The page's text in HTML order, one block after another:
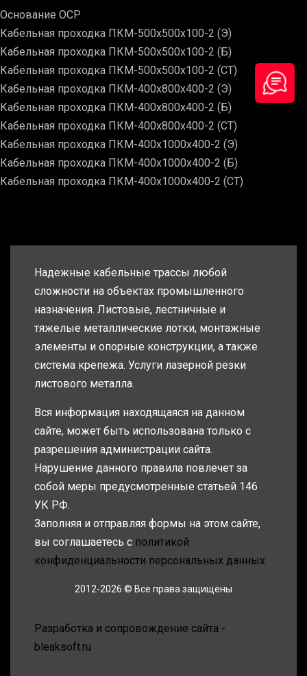
Основание ОСР
Кабельная проходка ПКМ-500х500х100-2 (Э)
Кабельная проходка ПКМ-500х500х100-2 (Б)
Кабельная проходка ПКМ-500х500х100-2 (СТ)
Кабельная проходка ПКМ-400х800х400-2 (Э)
Кабельная проходка ПКМ-400х800х400-2 (Б)
Кабельная проходка ПКМ-400х800х400-2 (СТ)
Кабельная проходка ПКМ-400х1000х400-2 (Э)
Кабельная проходка ПКМ-400х1000х400-2 (Б)
Кабельная проходка ПКМ-400х1000х400-2 (СТ)
Надежные кабельные трассы любой
сложности на объектах промышленного
назначения. Листовые, лестничные и
тяжелые металлические лотки, монтажные
элементы и опорные конструкции, а также
система крепежа. Услуги лазерной резки
листового металла.
Вся информация находящаяся на данном
сайте, может быть использована только с
разрешения администрации сайта.
Нарушение данного правила повлечет за
собой меры предусмотренные статьей 146
УК РФ.
Заполняя и отправляя формы на этом сайте,
вы соглашаетесь с политикой
конфиденциальности персональных данных
2012-2026 © Все права защищены
Разработка и сопровождение сайта -
bleaksoft.ru